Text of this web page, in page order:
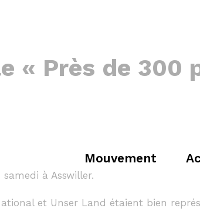
Mouvement
« Près de 300
à Asswiller.
et Unser Land étaient bien